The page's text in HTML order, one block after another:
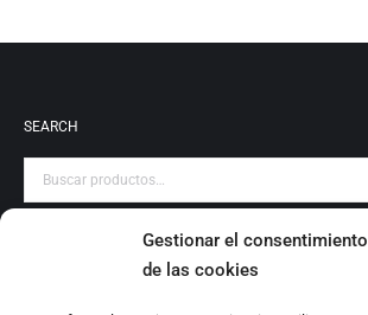
Gestionar el consentimiento
de las cookies
SEARCH
PRODUCT CATEGORIES